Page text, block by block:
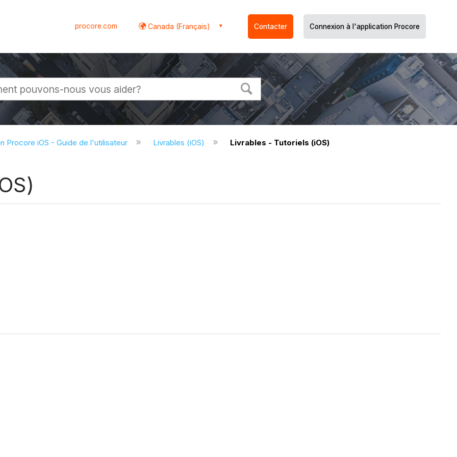
procore.com Canada (Français) Contacter Connexion à l'application Procore
Procore iOS - Guide de l'utilisateur Livrables (iOS) Livrables - Tutoriels (iOS)